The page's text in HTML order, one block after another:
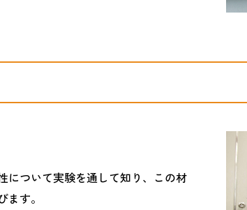
について実験を通して知り、この材
す。